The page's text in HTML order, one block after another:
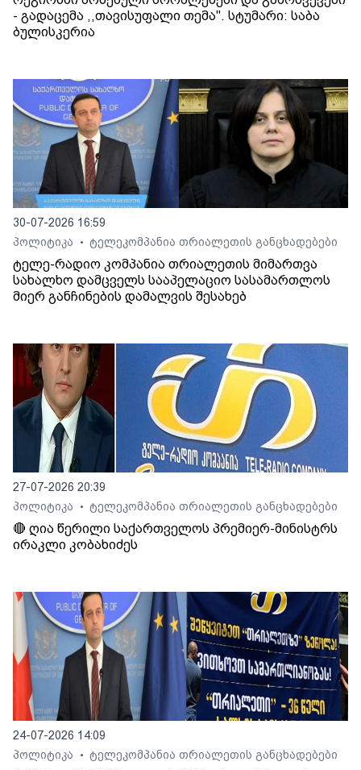
- გადაცემა ,,თავისუფალი თემა". სტუმარი: საბა
ბულისკერია
30-07-2026 16:59
პოლიტიკა
• ტელეკომპანია თრიალეთის განცხადებები
ტელე-რადიო კომპანია თრიალეთის მიმართვა
სახალხო დამცველს სააპელაციო სასამართლოს
მიერ განჩინების დამალვის შესახებ
27-07-2026 20:39
პოლიტიკა
• ტელეკომპანია თრიალეთის განცხადებები
🔴 ღია წერილი საქართველოს პრემიერ-მინისტრს
ირაკლი კობახიძეს
24-07-2026 14:09
პოლიტიკა
• ტელეკომპანია თრიალეთის განცხადებები